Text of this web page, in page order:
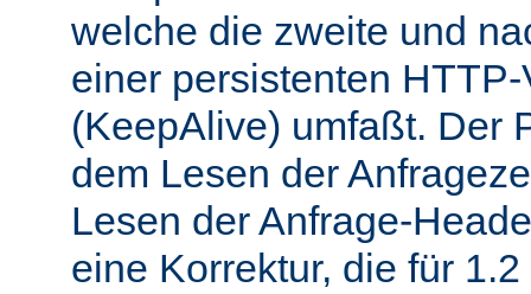
welche die zweite und
einer persistenten
(KeepAlive) umfaßt. Der
dem Lesen der
Lesen der Anfrage-
eine Korrektur, die für